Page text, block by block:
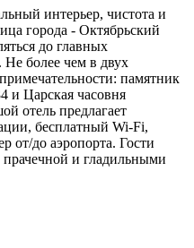
интерьер, чистота и
города - Октябрьский
до главных
Не более чем в двух
памятник
и Царская часовня
отель предлагает
бесплатный Wi-Fi,
от/до аэропорта. Гости
прачечной и гладильными